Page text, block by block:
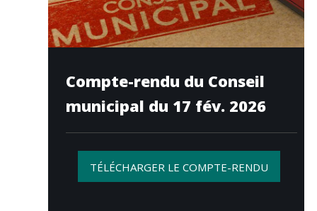
Compte-rendu du Conseil
municipal du 17 fév. 2026
TÉLÉCHARGER LE COMPTE-RENDU